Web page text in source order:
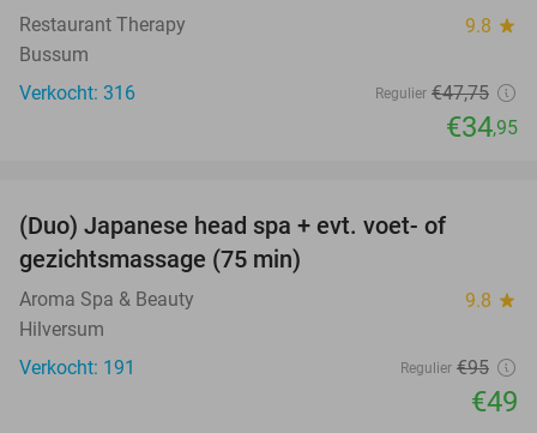
Restaurant Therapy 9.8 star
Bussum
Verkocht: 316
Regulier €47,75
€34,95
(Duo) Japanese head spa + evt. voet- of
gezichtsmassage (75 min)
Aroma Spa & Beauty 9.8 star
Hilversum
Verkocht: 191
Regulier €95
€49